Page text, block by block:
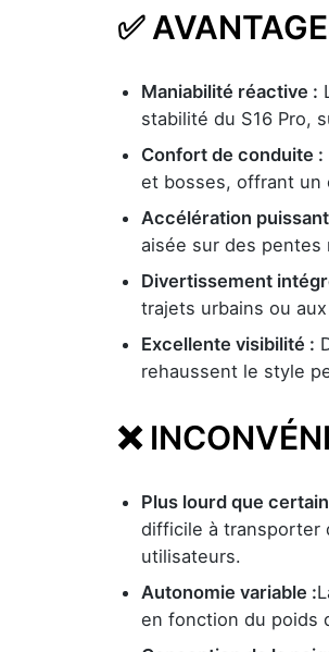
✅
Maniabilité réactive :
stabilité du S16 Pro,
Confort de conduite :
et bosses, offrant un
Accélération
aisée sur des pentes
Divertissement
trajets urbains ou
Excellente visibilité :
rehaussent le style
❌
Plus lourd que
difficile à transporter
utilisateurs.
Autonomie variable :
en fonction du poids